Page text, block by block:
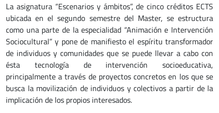
La asignatura “Escenarios y ámbitos”, de cinco créditos ECTS
ubicada en el segundo semestre del Master, se estructura
como una parte de la especialidad “Animación e Intervención
Sociocultural” y pone de manifiesto el espíritu transformador
de individuos y comunidades que se puede llevar a cabo con
ésta tecnología de intervención socioeducativa,
principalmente a través de proyectos concretos en los que se
busca la movilización de individuos y colectivos a partir de la
implicación de los propios interesados.